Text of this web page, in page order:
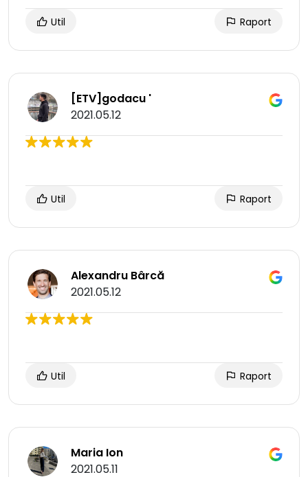
Util Raport
[ETV]godacu '
2021.05.12
Util Raport
Alexandru Bârcă
2021.05.12
Util Raport
Maria Ion
2021.05.11